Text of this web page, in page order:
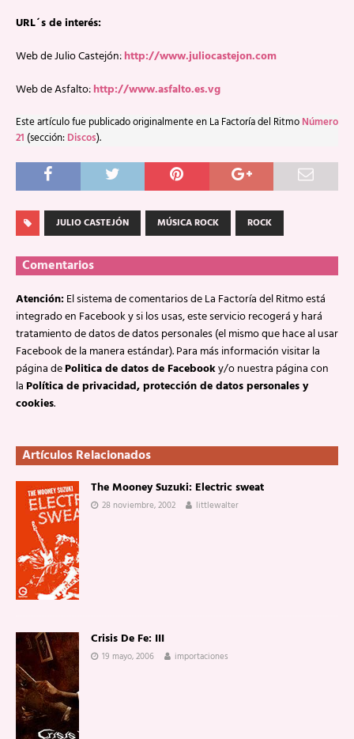
URL´s de interés:
Web de Julio Castejón:http://www.juliocastejon.com
Web de Asfalto:http://www.asfalto.es.vg
Este artículo fue publicado originalmente en La Factoría del Ritmo Número
21 (sección: Discos).
JULIO CASTEJÓN MÚSICA ROCK ROCK
Comentarios
Atención:El sistema de comentarios de La Factoría del Ritmo está
integrado en Facebook y si los usas, este servicio recogerá y hará
tratamiento de datos de datos personales (el mismo que hace al usar
Facebook de la manera estándar). Para más información visitar la
página dePolitica de datos de Facebooky/o nuestra página con
laPolítica de privacidad, protección de datos personales y
cookies.
Artículos Relacionados
The Mooney Suzuki: Electric sweat
28 noviembre, 2002 littlewalter
Crisis De Fe: III
19 mayo, 2006 importaciones